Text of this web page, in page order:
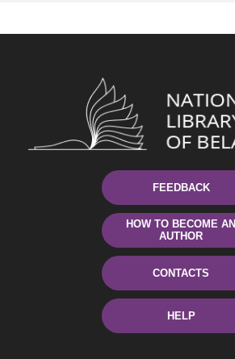
FEEDBACK
HOW TO BECOME AN
AUTHOR
CONTACTS
HELP